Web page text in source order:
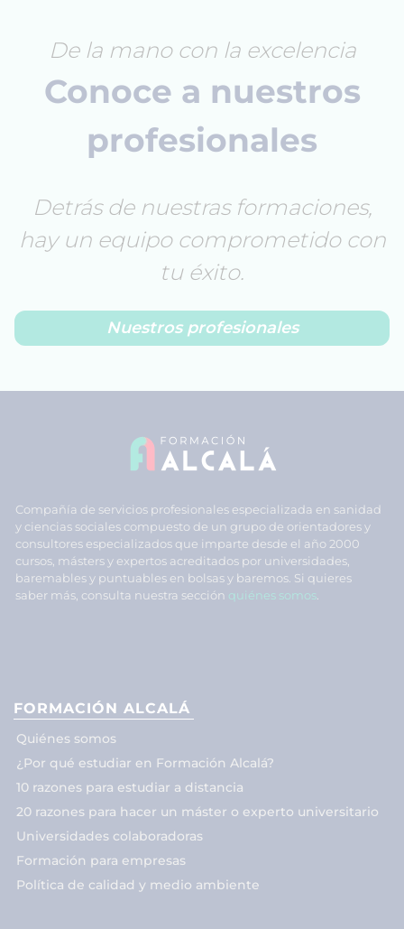
De la mano con la excelencia
Conoce a nuestros
profesionales
Detrás de nuestras formaciones,
hay un equipo comprometido con
tu éxito.
Nuestros profesionales
Compañía de servicios profesionales especializada en sanidad
y ciencias sociales compuesto de un grupo de orientadores y
consultores especializados que imparte desde el año 2000
cursos, másters y expertos acreditados por universidades,
baremables y puntuables en bolsas y baremos. Si quieres
saber más, consulta nuestra sección quiénes somos
FORMACIÓN ALCALÁ
Quiénes somos
¿Por qué estudiar en Formación Alcalá?
10 razones para estudiar a distancia
20 razones para hacer un máster o experto universitario
Universidades colaboradoras
Formación para empresas
Política de calidad y medio ambiente